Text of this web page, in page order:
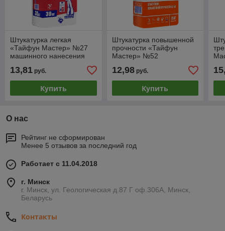
Штукатурка легкая
«Тайфун Мастер» №27
машинного нанесения
13,81 руб.
Купить
Штукатурка повышенной
прочности «Тайфун
Мастер» №52
12,98руб.
Купить
О нас
Рейтинг не сформирован
Менее 5 отзывов за последний год
Работает с 11.04.2018
г. Минск
г. Минск, ул. Геологическая д.87 Г оф.306А, Минск,
Беларусь
Контакты